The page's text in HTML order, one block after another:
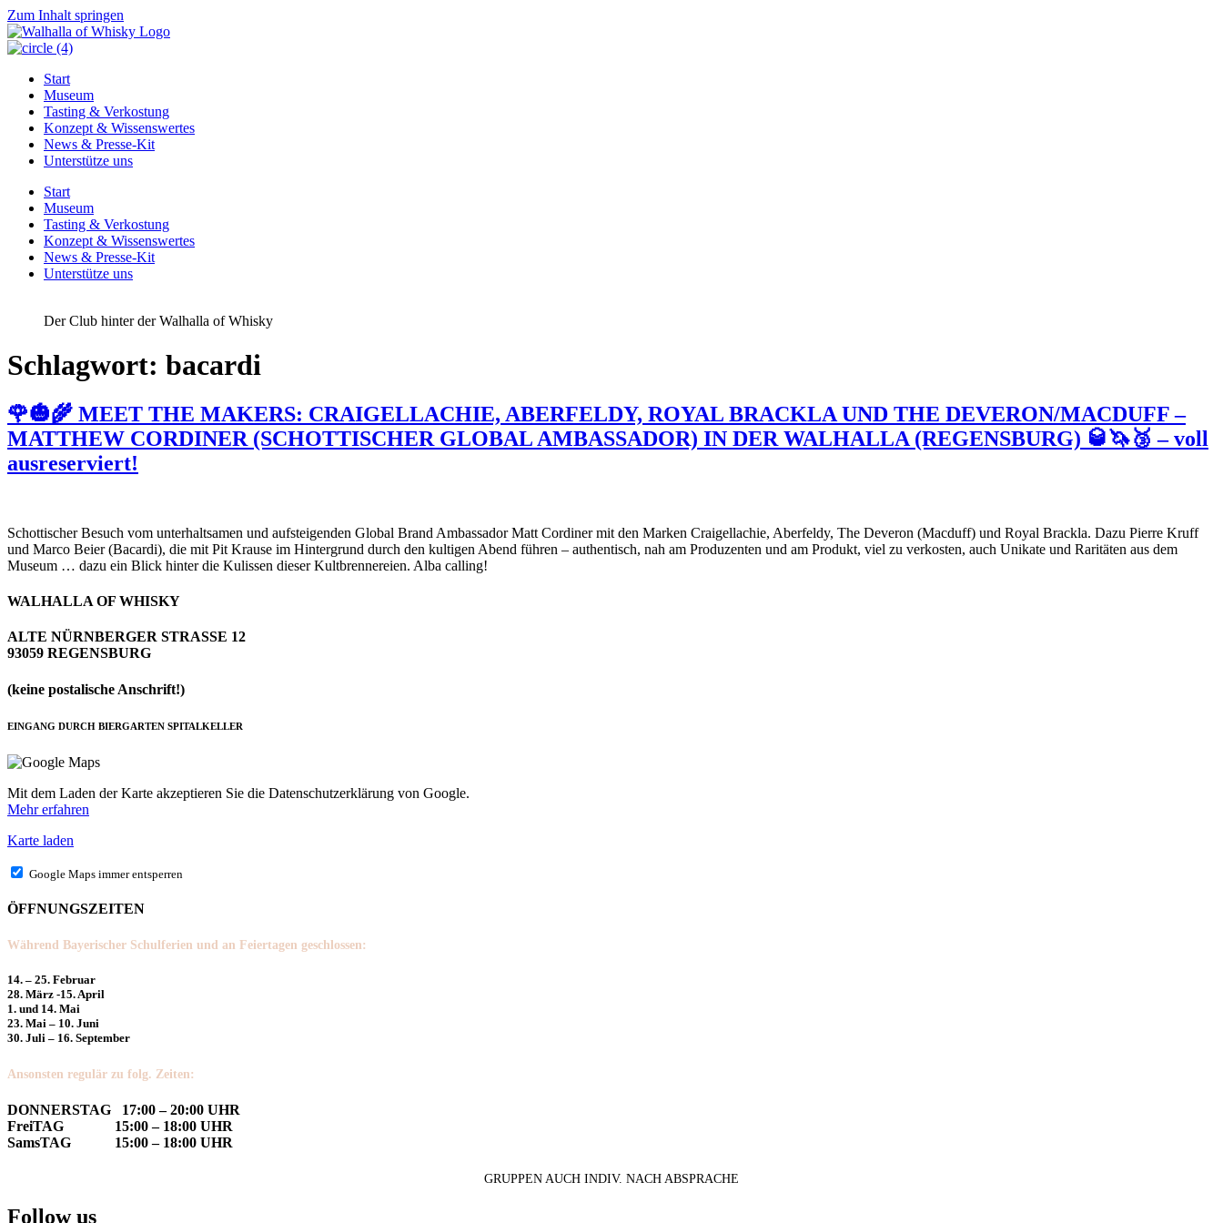
Zum Inhalt springen
Start
Museum
Tasting & Verkostung
Konzept & Wissenswertes
News & Presse-Kit
Unterstütze uns
Start
Museum
Tasting & Verkostung
Konzept & Wissenswertes
News & Presse-Kit
Unterstütze uns
Der Club hinter der Walhalla of Whisky
Schlagwort: bacardi
🌹🎃🌾 MEET THE MAKERS: CRAIGELLACHIE, ABERFELDY, ROYAL BRACKLA UND THE DEVERON/MACDUFF –
MATTHEW CORDINER (SCHOTTISCHER GLOBAL AMBASSADOR) IN DER WALHALLA (REGENSBURG) 🥃🦄🥉 – voll
ausreserviert!
Schottischer Besuch vom unterhaltsamen und aufsteigenden Global Brand Ambassador Matt Cordiner mit den Marken Craigellachie, Aberfeldy, The Deveron (Macduff) und Royal Brackla. Dazu Pierre Kruff
und Marco Beier (Bacardi), die mit Pit Krause im Hintergrund durch den kultigen Abend führen – authentisch, nah am Produzenten und am Produkt, viel zu verkosten, auch Unikate und Raritäten aus dem
Museum … dazu ein Blick hinter die Kulissen dieser Kultbrennereien. Alba calling!
WALHALLA OF WHISKY
ALTE NÜRNBERGER STRASSE 12
93059 REGENSBURG
(keine postalische Anschrift!)
EINGANG DURCH BIERGARTEN SPITALKELLER
Mit dem Laden der Karte akzeptieren Sie die Datenschutzerklärung von Google.
Mehr erfahren
Karte laden
Google Maps immer entsperren
ÖFFNUNGSZEITEN
Während Bayerischer Schulferien und an Feiertagen geschlossen:
14. – 25. Februar
28. März -15. April
1. und 14. Mai
23. Mai – 10. Juni
30. Juli – 16. September
Ansonsten regulär zu folg. Zeiten:
DONNERSTAG 17:00 – 20:00 UHR
FreiTAG 15:00 – 18:00 UHR
SamsTAG 15:00 – 18:00 UHR
GRUPPEN AUCH INDIV. NACH ABSPRACHE
Follow us